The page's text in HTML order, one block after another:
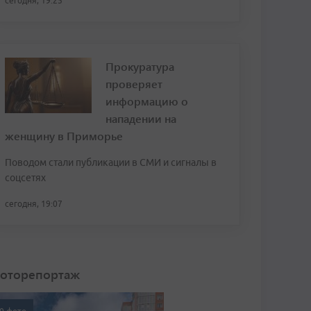
Прокуратура
проверяет
информацию о
нападении на
женщину в Приморье
Поводом стали публикации в СМИ и сигналы в
соцсетях
сегодня, 19:07